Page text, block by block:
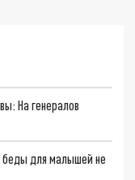
На генералов
беды для малышей не